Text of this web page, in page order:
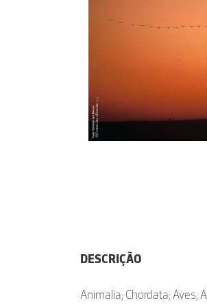
DESCRIÇÃO
Animalia; Chordata; Aves;